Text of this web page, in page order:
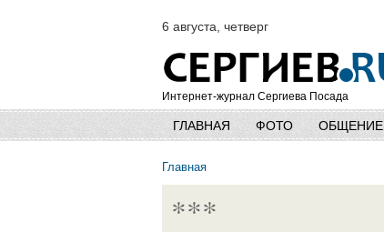
6 августа, четверг
Интернет-журнал Сергиева Посада
ГЛАВНАЯ ФОТО ОБЩЕНИЕ
Главная
***